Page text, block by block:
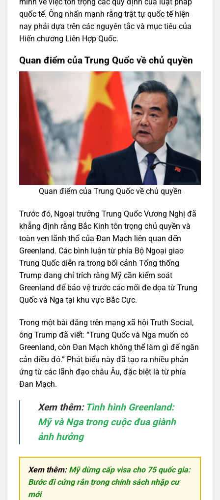
quốc tế. Ông nhấn mạnh rằng trật tự quốc tế hiện
nay phải dựa trên các nguyên tắc và mục tiêu của
Hiến chương Liên Hợp Quốc.
Quan điểm của Trung Quốc về chủ quyền
Quan điểm của Trung Quốc về chủ quyền
Trước đó, Ngoại trưởng Trung Quốc Vương Nghị đã
khẳng định rằng Bắc Kinh tôn trọng chủ quyền và
toàn vẹn lãnh thổ của Đan Mạch liên quan đến
Greenland. Các bình luận từ phía Bộ Ngoại giao
Trung Quốc diễn ra trong bối cảnh Tổng thống
Trump đang chỉ trích rằng Mỹ cần kiểm soát
Greenland để bảo vệ trước các mối đe dọa từ Trung
Quốc và Nga tại khu vực Bắc Cực.
Trong một bài đăng trên mạng xã hội Truth Social,
ông Trump đã viết: “Trung Quốc và Nga muốn có
Greenland, còn Đan Mạch không thể làm gì để ngăn
cản điều đó.” Phát biểu này đã tạo ra nhiều phản
ứng từ các lãnh đạo châu Âu, đặc biệt là từ phía
Đan Mạch.
Xem thêm: Tình hình Greenland:
Mỹ và Nga trong cuộc đua giành
ảnh hưởng
Xem thêm: Mỹ dừng cấp visa cho 75 quốc gia:
Bước đi cứng rắn trong chính sách nhập cư
mới